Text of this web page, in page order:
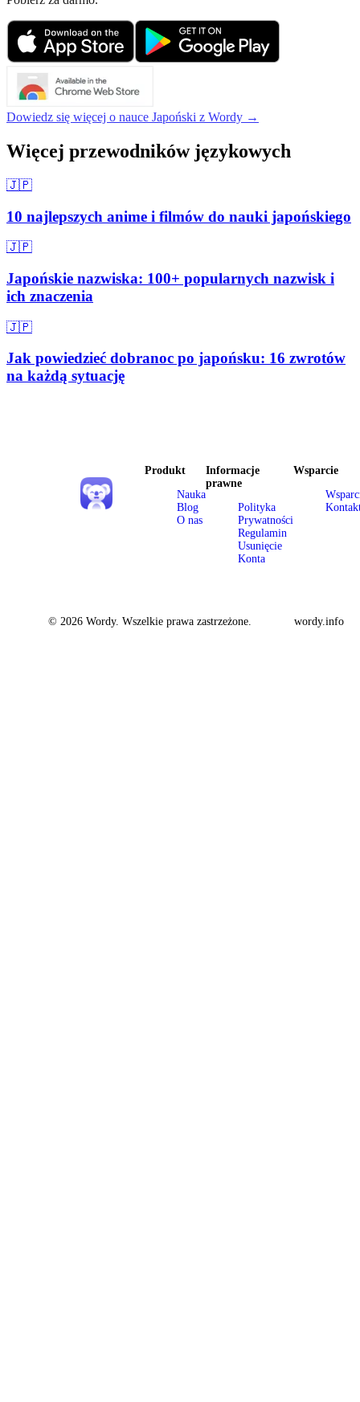
Dowiedz się więcej o nauce Japoński z Wordy →
Więcej przewodników językowych
🇯🇵
10 najlepszych anime i filmów do nauki japońskiego
🇯🇵
Japońskie nazwiska: 100+ popularnych nazwisk i
ich znaczenia
🇯🇵
Jak powiedzieć dobranoc po japońsku: 16 zwrotów
na każdą sytuację
Produkt
Nauka
Blog
O nas
Informacje
prawne
Polityka
Prywatności
Regulamin
Usunięcie
Konta
Wsparcie
© 2026 Wordy. Wszelkie prawa zastrzeżone. wordy.info